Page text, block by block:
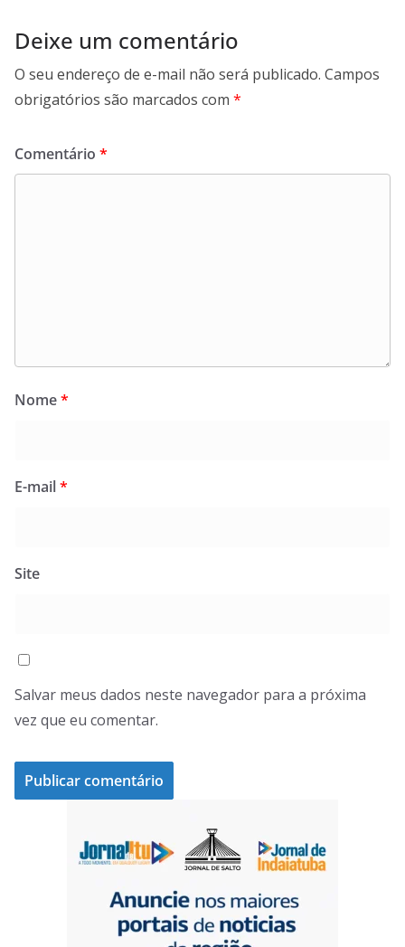
Deixe um comentário
O seu endereço de e-mail não será publicado. Campos
obrigatórios são marcados com *
Comentário *
Nome*
E-mail*
Site
Salvar meus dados neste navegador para a próxima
vez que eu comentar.